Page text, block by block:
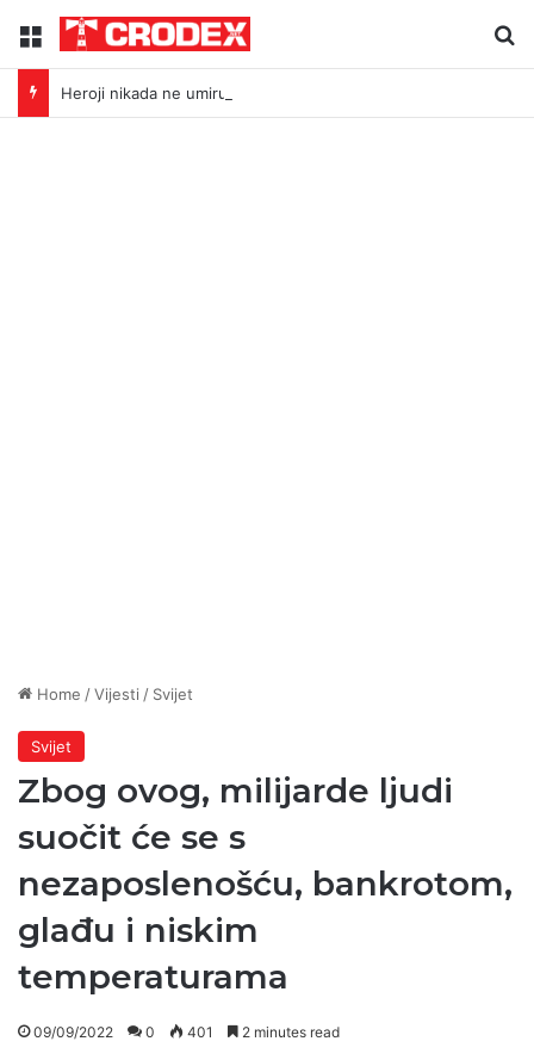
Menu
Heroji nikada ne umiru-pukovnik Slaven Grubišić
Home /Vijesti / Svijet
Svijet
Zbog ovog, milijarde ljudi
suočit će se s
nezaposlenošću, bankrotom,
glađu i niskim
temperaturama
09/09/2022 0 401 2 minutes read